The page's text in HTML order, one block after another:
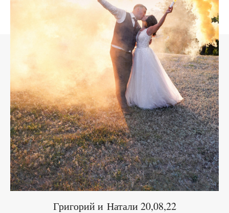
Григорий и Натали 20,08,22